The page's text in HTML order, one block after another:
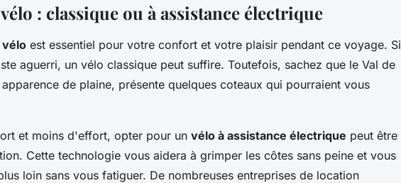
: classique ou à assistance électrique
vélo est essentiel pour votre confort et votre plaisir pendant ce voyage. Si
aguerri, un vélo classique peut suffire. Toutefois, sachez que le Val de
de plaine, présente quelques coteaux qui pourraient vous
et moins d'effort, opter pour un vélo à assistance électrique peut être
Cette technologie vous aidera à grimper les côtes sans peine et vous
loin sans vous fatiguer. De nombreuses entreprises de location